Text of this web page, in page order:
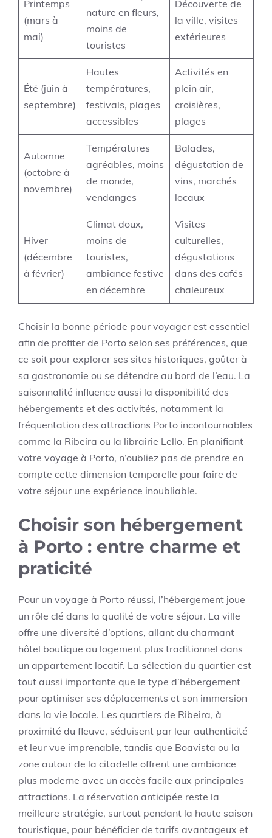
Printemps
(mars à
mai)
nature en fleurs,
moins de
touristes
Découverte de
la ville, visites
extérieures
Été (juin à
septembre)
Hautes
températures,
festivals, plages
accessibles
Activités en
plein air,
croisières,
plages
Automne
(octobre à
novembre)
Températures
agréables, moins
de monde,
vendanges
Balades,
dégustation de
vins, marchés
locaux
Hiver
(décembre
à février)
Climat doux,
moins de
touristes,
ambiance festive
en décembre
Visites
culturelles,
dégustations
dans des cafés
chaleureux
Choisir la bonne période pour voyager est essentiel
afin de profiter de Porto selon ses préférences, que
ce soit pour explorer ses sites historiques, goûter à
sa gastronomie ou se détendre au bord de l’eau. La
saisonnalité influence aussi la disponibilité des
hébergements et des activités, notamment la
fréquentation des attractions Porto incontournables
comme la Ribeira ou la librairie Lello. En planifiant
votre voyage à Porto, n’oubliez pas de prendre en
compte cette dimension temporelle pour faire de
votre séjour une expérience inoubliable.
Choisir son hébergement
à Porto : entre charme et
praticité
Pour un voyage à Porto réussi, l’hébergement joue
un rôle clé dans la qualité de votre séjour. La ville
offre une diversité d’options, allant du charmant
hôtel boutique au logement plus traditionnel dans
un appartement locatif. La sélection du quartier est
tout aussi importante que le type d’hébergement
pour optimiser ses déplacements et son immersion
dans la vie locale. Les quartiers de Ribeira, à
proximité du fleuve, séduisent par leur authenticité
et leur vue imprenable, tandis que Boavista ou la
zone autour de la citadelle offrent une ambiance
plus moderne avec un accès facile aux principales
attractions. La réservation anticipée reste la
meilleure stratégie, surtout pendant la haute saison
touristique, pour bénéficier de tarifs avantageux et